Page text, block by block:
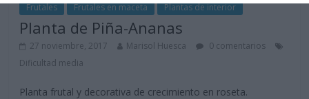
Frutales Frutales en maceta Plantas de interior
Planta de Piña-Ananas
27 noviembre, 2017 Marisol Huesca
0 comentarios
Dificultad media
Planta frutal y decorativa de crecimiento en roseta.